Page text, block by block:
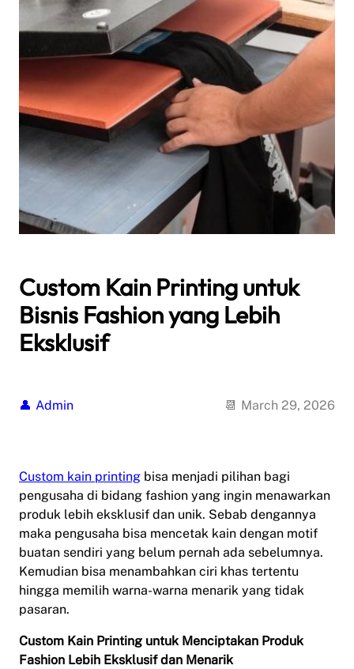
Custom Kain Printing untuk
Bisnis Fashion yang Lebih
Eksklusif
Admin March 29, 2026
Custom kain printing bisa menjadi pilihan bagi
pengusaha di bidang fashion yang ingin menawarkan
produk lebih eksklusif dan unik. Sebab dengannya
maka pengusaha bisa mencetak kain dengan motif
buatan sendiri yang belum pernah ada sebelumnya.
Kemudian bisa menambahkan ciri khas tertentu
hingga memilih warna-warna menarik yang tidak
pasaran.
Custom Kain Printing untuk Menciptakan Produk
Fashion Lebih Eksklusif dan Menarik